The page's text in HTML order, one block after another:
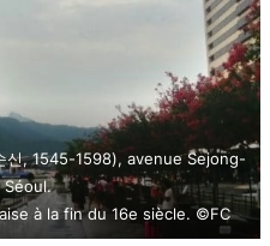
신, 1545-1598), avenue Sejong-
à la fin du 16e siècle. ©FC